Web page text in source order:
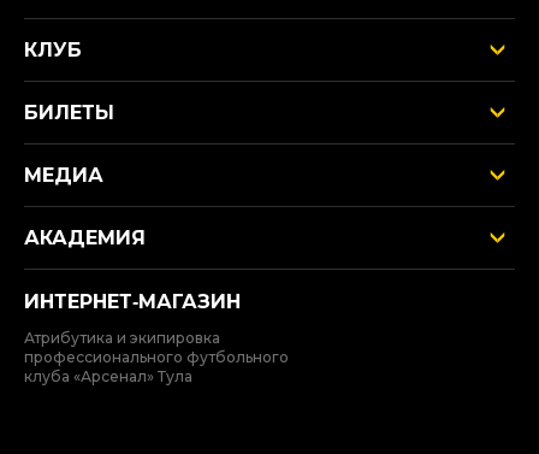
КЛУБ
БИЛЕТЫ
МЕДИА
АКАДЕМИЯ
ИНТЕРНЕТ‑МАГАЗИН
Атрибутика и экипировка
профессионального футбольного
клуба «Арсенал» Тула